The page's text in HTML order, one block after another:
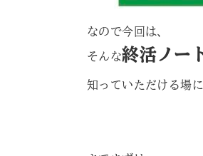
なので今回は、
そんな終活ノー
知っていただける場